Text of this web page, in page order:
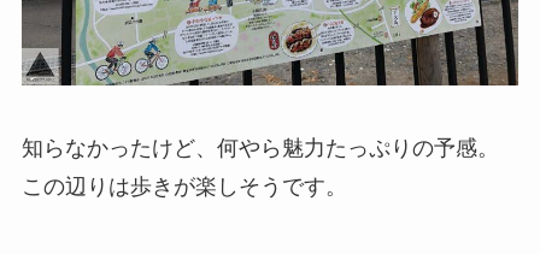
知らなかったけど、何やら魅力たっぷりの予感。
この辺りは歩きが楽しそうです。